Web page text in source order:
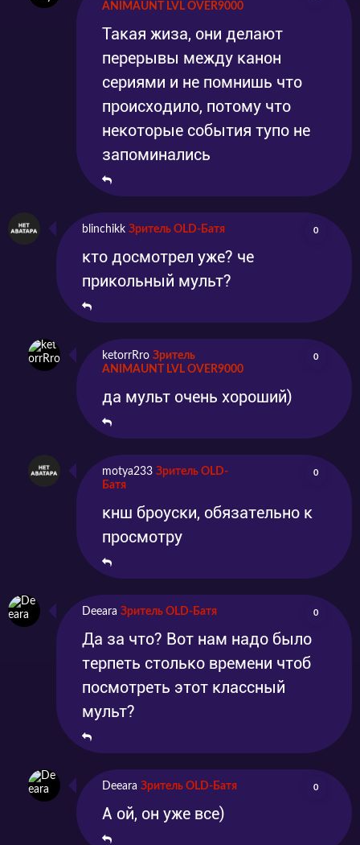
ANIMAUNT LVL OVER9000
Такая жиза, они делают
перерывы между канон
сериями и не помнишь что
происходило, потому что
некоторые события тупо не
запоминались
blinchikk Зритель OLD-Батя 0
кто досмотрел уже? че
прикольный мульт?
ketorrRro Зритель
ANIMAUNT LVL OVER9000
0
да мульт очень хороший)
motya233 Зритель OLD-
Батя
0
кнш броуски, обязательно к
просмотру
Deeara Зритель OLD-Батя 0
Да за что? Вот нам надо было
терпеть столько времени чтоб
посмотреть этот классный
мульт?
Deeara Зритель OLD-Батя 0
А ой, он уже все)